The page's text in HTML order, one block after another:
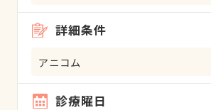
詳細条件
アニコム
診療曜日